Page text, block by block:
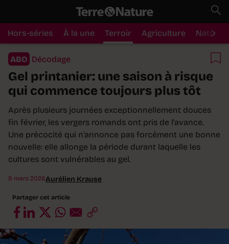
Hors-séries À la une Terroir Agriculture Nature
ABO Décodage
Gel printanier: une saison à risque
qui commence toujours plus tôt
Après plusieurs journées exceptionnellement douces
fin février, les vergers romands ont pris de l'avance.
Une précocité qui n'annonce pas forcément une bonne
nouvelle: elle allonge la période durant laquelle les
cultures sont vulnérables au gel.
9 mars 2026Aurélien Krause
Partager cet article